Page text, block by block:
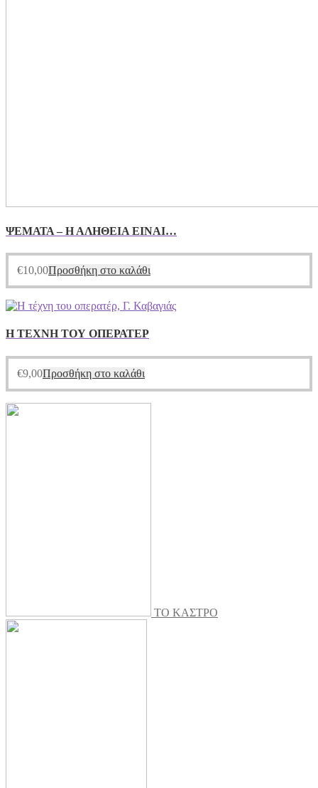
ΨΕΜΑΤΑ – Η ΑΛΗΘΕΙΑ ΕΙΝΑΙ…
€10,00Προσθήκη στο καλάθι
Η ΤΕΧΝΗ ΤΟΥ ΟΠΕΡΑΤΕΡ
€9,00Προσθήκη στο καλάθι
ΤΟ ΚΑΣΤΡΟ